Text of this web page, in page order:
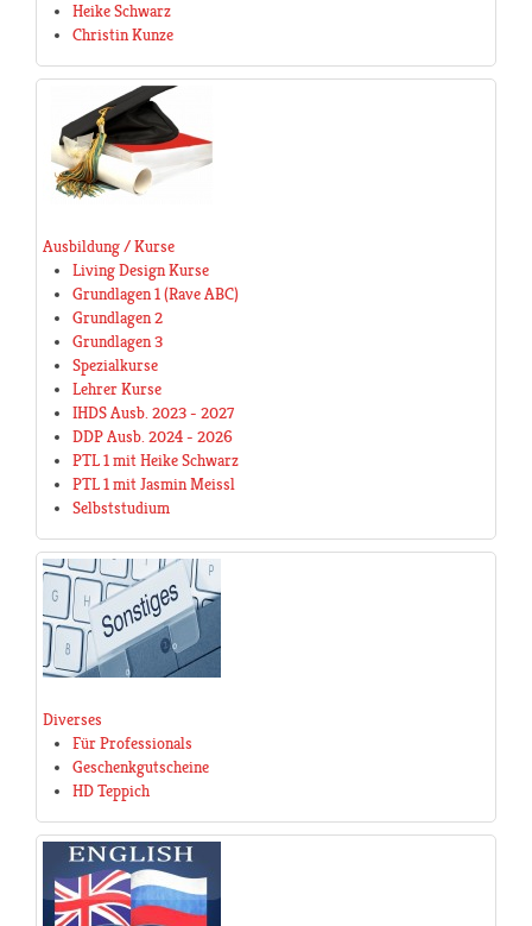
Heike Schwarz
Christin Kunze
Ausbildung / Kurse
Living Design Kurse
Grundlagen 1 (Rave ABC)
Grundlagen 2
Grundlagen 3
Spezialkurse
Lehrer Kurse
IHDS Ausb. 2023 - 2027
DDP Ausb. 2024 - 2026
PTL 1 mit Heike Schwarz
PTL 1 mit Jasmin Meissl
Selbststudium
Diverses
Für Professionals
Geschenkgutscheine
HD Teppich